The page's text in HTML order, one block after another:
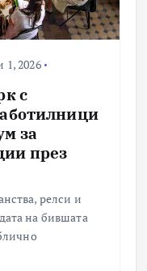
1, 2026
с
за
през
релси и
на бившата